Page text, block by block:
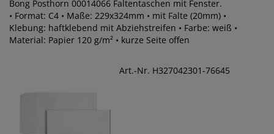
Bong Posthorn 00014066 Faltentaschen mit Fenster.
• Format: C4 • Maße: 229x324mm • mit Falte (20mm) •
Klebung: haftklebend mit Abziehstreifen • Farbe: weiß •
Material: Papier 120 g/m² • kurze Seite offen
Art.-Nr. H327042301-76645